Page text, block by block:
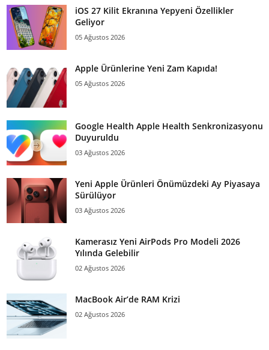
iOS 27 Kilit Ekranına Yepyeni Özellikler
Geliyor
05 Ağustos 2026
Apple Ürünlerine Yeni Zam Kapıda!
05 Ağustos 2026
Google Health Apple Health Senkronizasyonu
Duyuruldu
03 Ağustos 2026
Yeni Apple Ürünleri Önümüzdeki Ay Piyasaya
Sürülüyor
03 Ağustos 2026
Kamerasız Yeni AirPods Pro Modeli 2026
Yılında Gelebilir
02 Ağustos 2026
MacBook Air’de RAM Krizi
02 Ağustos 2026